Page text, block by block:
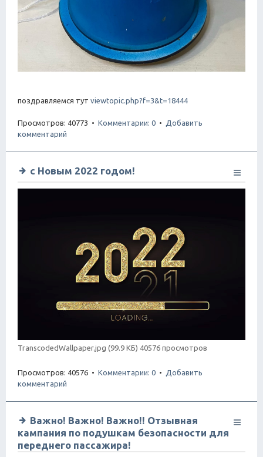
поздравляемся тут viewtopic.php?f=3&t=18444
Просмотров: 40773 • Комментарии: 0 •
Добавить
комментарий
с Новым 2022 годом!
TranscodedWallpaper.jpg (99.9 КБ) 40576 просмотров
Просмотров: 40576 • Комментарии: 0 •
Добавить
комментарий
Важно! Важно! Важно!! Отзывная
кампания по подушкам безопасности для
переднего пассажира!